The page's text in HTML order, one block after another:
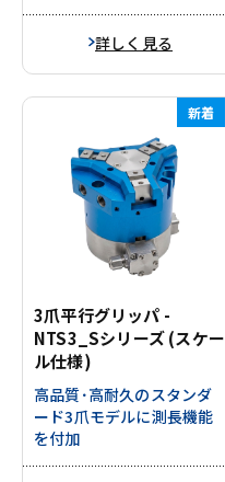
詳しく見る
新着
3爪平行グリッパ -
NTS3_Sシリーズ (スケー
ル仕様)
高品質･高耐久のスタンダ
ード3爪モデルに測長機能
を付加